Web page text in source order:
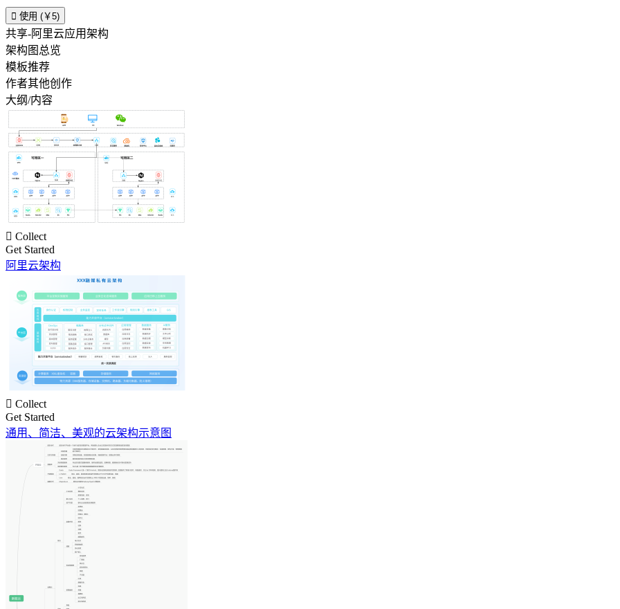
 使用 (￥5)
共享-阿里云应用架构
架构图总览
模板推荐
作者其他创作
大纲/内容
 Collect
Get Started
阿里云架构
 Collect
Get Started
通用、简洁、美观的云架构示意图